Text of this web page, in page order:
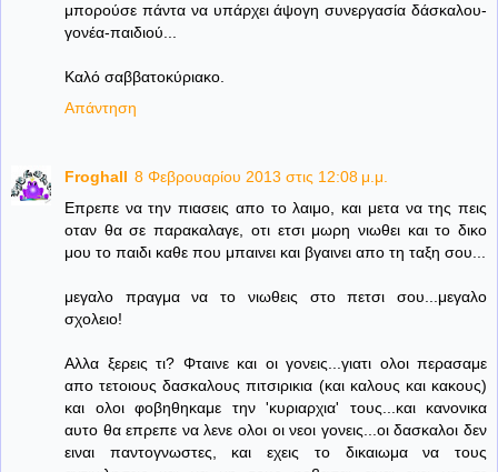
μπορούσε πάντα να υπάρχει άψογη συνεργασία δάσκαλου-
γονέα-παιδιού...
Καλό σαββατοκύριακο.
Απάντηση
Froghall 8 Φεβρουαρίου 2013 στις 12:08 μ.μ.
Επρεπε να την πιασεις απο το λαιμο, και μετα να της πεις
οταν θα σε παρακαλαγε, οτι ετσι μωρη νιωθει και το δικο
μου το παιδι καθε που μπαινει και βγαινει απο τη ταξη σου...
μεγαλο πραγμα να το νιωθεις στο πετσι σου...μεγαλο
σχολειο!
Αλλα ξερεις τι? Φταινε και οι γονεις...γιατι ολοι περασαμε
απο τετοιους δασκαλους πιτσιρικια (και καλους και κακους)
και ολοι φοβηθηκαμε την 'κυριαρχια' τους...και κανονικα
αυτο θα επρεπε να λενε ολοι οι νεοι γονεις...οι δασκαλοι δεν
ειναι παντογνωστες, και εχεις το δικαιωμα να τους